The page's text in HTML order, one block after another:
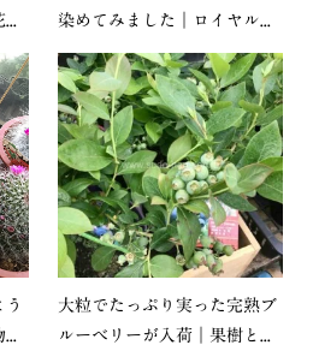
染めてみました｜ロイヤル...
大粒でたっぷり実った完熟ブ
ルーベリーが入荷｜果樹と...